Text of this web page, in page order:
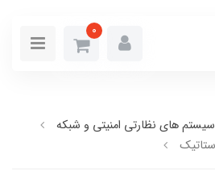
0
سیستم های نظارتی امنیتی و شبکه